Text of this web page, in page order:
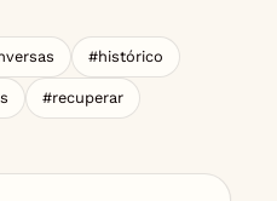
#histórico
#recuperar